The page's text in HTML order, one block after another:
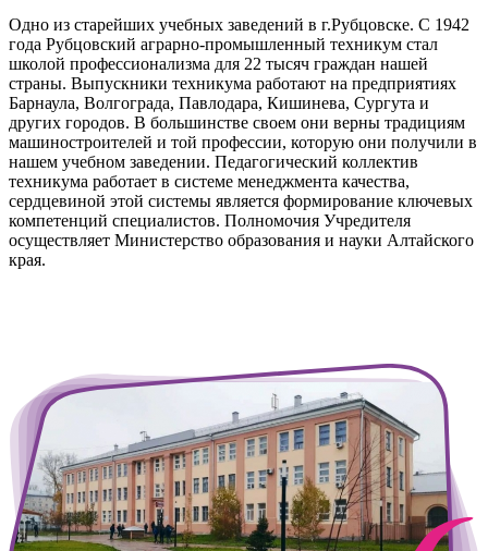
Одно из старейших учебных заведений в г.Рубцовске. С 1942
года Рубцовский аграрно-промышленный техникум стал
школой профессионализма для 22 тысяч граждан нашей
страны. Выпускники техникума работают на предприятиях
Барнаула, Волгограда, Павлодара, Кишинева, Сургута и
других городов. В большинстве своем они верны традициям
машиностроителей и той профессии, которую они получили в
нашем учебном заведении. Педагогический коллектив
техникума работает в системе менеджмента качества,
сердцевиной этой системы является формирование ключевых
компетенций специалистов. Полномочия Учредителя
осуществляет Министерство образования и науки Алтайского
края.